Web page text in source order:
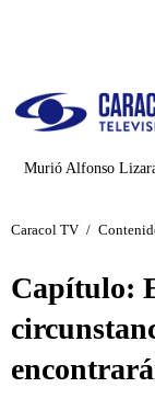
Murió Alfonso
Caracol TV /
Capítulo: